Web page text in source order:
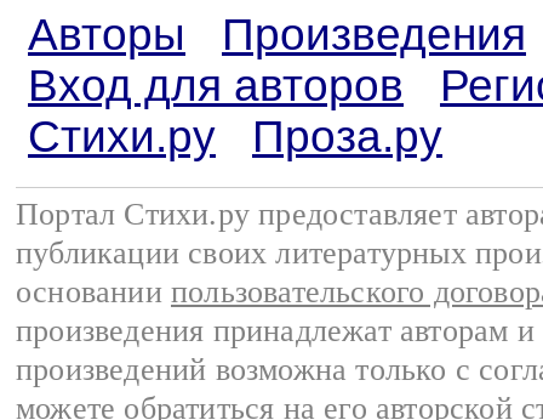
Авторы
Произведения
Вход для авторов
Стихи.ру
Проза.ру
Портал Стихи.ру предоставляет
публикации своих литературных
основании пользовательского
произведения принадлежат авторам
произведений возможна только с
можете обратиться на его авторской